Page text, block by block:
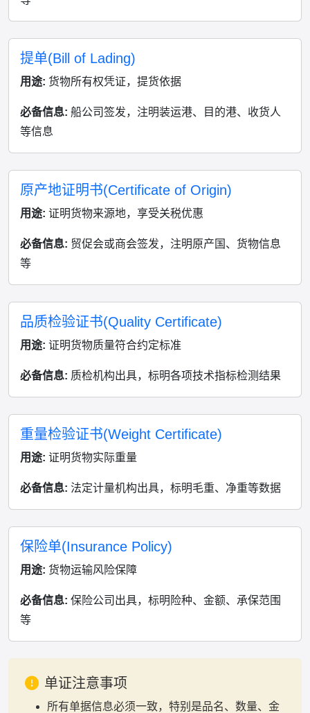
提单(Bill of Lading)
用途: 货物所有权凭证，提货依据
必备信息: 船公司签发，注明装运港、目的港、收货人
等信息
原产地证明书(Certificate of Origin)
用途: 证明货物来源地，享受关税优惠
必备信息: 贸促会或商会签发，注明原产国、货物信息
等
品质检验证书(Quality Certificate)
用途: 证明货物质量符合约定标准
必备信息: 质检机构出具，标明各项技术指标检测结果
重量检验证书(Weight Certificate)
用途: 证明货物实际重量
必备信息: 法定计量机构出具，标明毛重、净重等数据
保险单(Insurance Policy)
用途: 货物运输风险保障
必备信息: 保险公司出具，标明险种、金额、承保范围
等
单证注意事项
所有单据信息必须一致，特别是品名、数量、金